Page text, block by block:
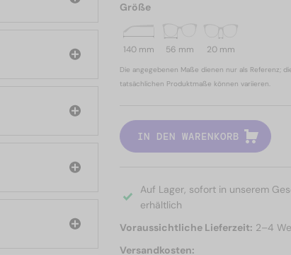
Größe
140 mm 56 mm 20 mm
Die angegebenen Maße dienen nur als Referenz;
tatsächlichen Produktmaße können variieren.
IN DEN WARENKORB
Auf Lager, sofort in unserem
erhältlich
Voraussichtliche Lieferzeit: 2–4
Versandkosten: